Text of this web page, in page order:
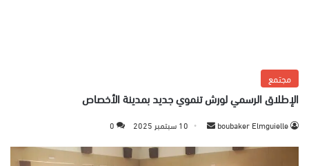
مجتمع
الإطلاق الرسمي لورش تنموي جديد بمدينة الأخصاص
boubaker Elmguielle
س
10 سبتمبر 2025 0